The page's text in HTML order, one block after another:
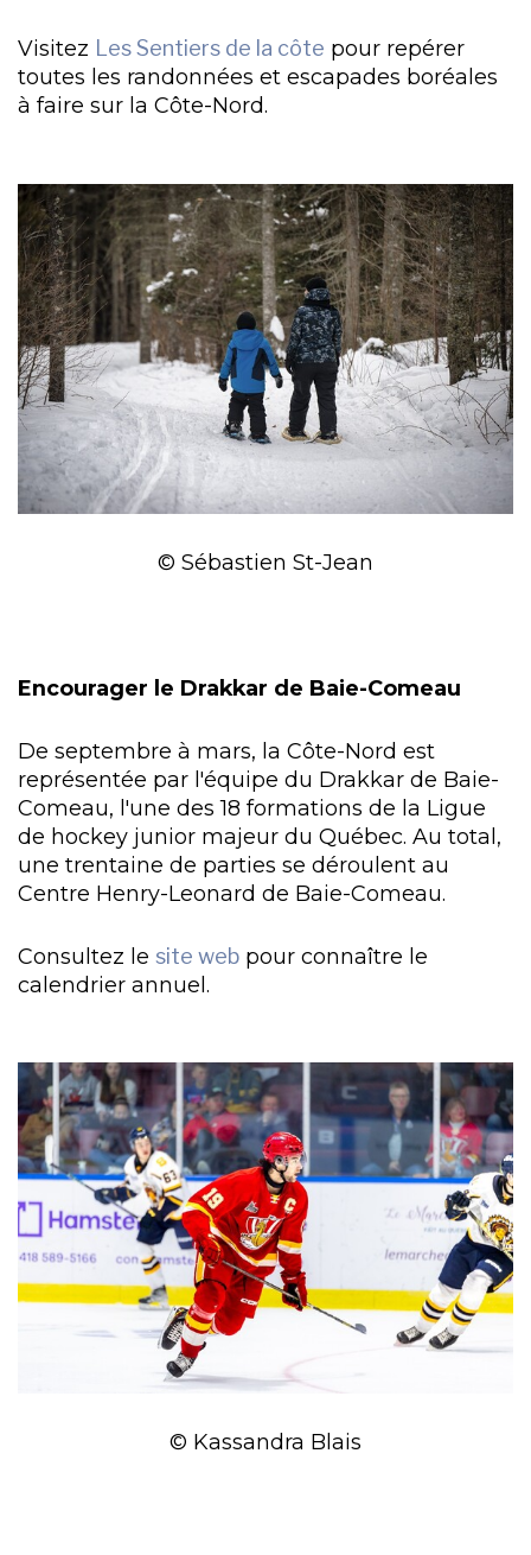
Visitez Les Sentiers de la côte pour repérer
toutes les randonnées et escapades boréales
à faire sur la Côte-Nord.
© Sébastien St-Jean
Encourager le Drakkar de Baie-Comeau
De septembre à mars, la Côte-Nord est
représentée par l'équipe du Drakkar de Baie-
Comeau, l'une des 18 formations de la Ligue
de hockey junior majeur du Québec. Au total,
une trentaine de parties se déroulent au
Centre Henry-Leonard de Baie-Comeau.
Consultez le site web pour connaître le
calendrier annuel.
© Kassandra Blais